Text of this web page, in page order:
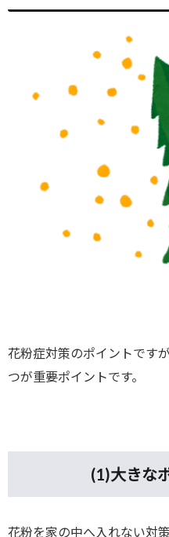
花粉症対策のポイントです
つが重要ポイントです。
(1)大きな
花粉を家の中へ入れない対